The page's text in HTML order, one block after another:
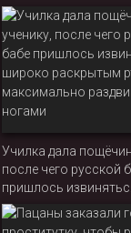
групповуху
Училка дала
после чего русской
пришлось
широко раскрытым
максимально